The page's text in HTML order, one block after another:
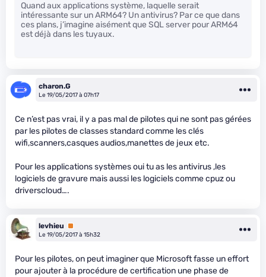
Quand aux applications système, laquelle serait
intéressante sur un ARM64? Un antivirus? Par ce que dans
ces plans, j’imagine aisément que SQL server pour ARM64
est déjà dans les tuyaux.
charon.G
Le 19/05/2017 à 07h17
Ce n’est pas vrai, il y a pas mal de pilotes qui ne sont pas gérées
par les pilotes de classes standard comme les clés
wifi,scanners,casques audios,manettes de jeux etc.
Pour les applications systèmes oui tu as les antivirus ,les
logiciels de gravure mais aussi les logiciels comme cpuz ou
driverscloud….
levhieu
Premium
Le 19/05/2017 à 15h32
Pour les pilotes, on peut imaginer que Microsoft fasse un effort
pour ajouter à la procédure de certification une phase de